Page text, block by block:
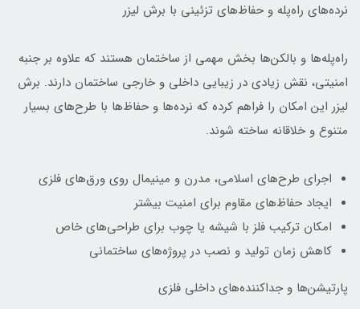
نرده‌های راه‌پله و حفاظ‌های تزئینی با برش لیزر
راه‌پله‌ها و بالکن‌ها بخش مهمی از ساختمان هستند که علاوه بر جنبه
امنیتی، نقش زیادی در زیبایی داخلی و خارجی ساختمان دارند. برش
لیزر این امکان را فراهم کرده که نرده‌ها و حفاظ‌ها با طرح‌های بسیار
متنوع و خلاقانه ساخته شوند.
اجرای طرح‌های اسلامی، مدرن و مینیمال روی ورق‌های فلزی
ایجاد حفاظ‌های مقاوم برای امنیت بیشتر
امکان ترکیب فلز با شیشه یا چوب برای طراحی‌های خاص
کاهش زمان تولید و نصب در پروژه‌های ساختمانی
پارتیشن‌ها و جداکننده‌های داخلی فلزی